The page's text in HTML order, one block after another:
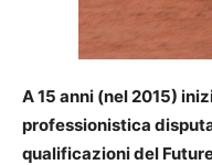
A 15 anni (nel 2015)
professionistica
qualificazioni del